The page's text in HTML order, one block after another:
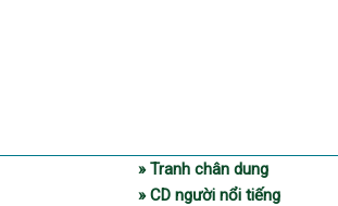
» Tranh chân dung
» CD người nổi tiếng